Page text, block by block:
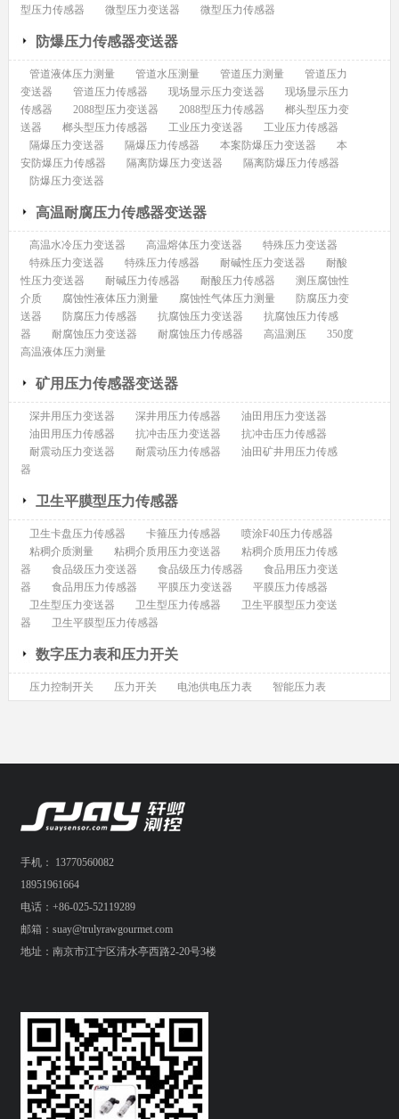
型压力传感器
微型压力变送器 微型压力传感器
防爆压力传感器变送器
管道液体压力测量 管道水压测量 管道压力测量
管道压力
变送器
管道压力传感器 现场显示压力变送器
现场显示压力
传感器
2088型压力变送器 2088型压力传感器
榔头型压力变
送器
榔头型压力传感器 工业压力变送器
工业压力传感器
隔爆压力变送器
隔爆压力传感器 本案防爆压力变送器
本
安防爆压力传感器
隔离防爆压力变送器
隔离防爆压力传感器
防爆压力变送器
高温耐腐压力传感器变送器
高温水冷压力变送器 高温熔体压力变送器
特殊压力变送器
特殊压力变送器
特殊压力传感器 耐碱性压力变送器
耐酸
性压力变送器
耐碱压力传感器 耐酸压力传感器
测压腐蚀性
介质
腐蚀性液体压力测量 腐蚀性气体压力测量
防腐压力变
送器
防腐压力传感器 抗腐蚀压力变送器
抗腐蚀压力传感
器
耐腐蚀压力变送器 耐腐蚀压力传感器 高温测压
350度
高温液体压力测量
矿用压力传感器变送器
深井用压力变送器 深井用压力传感器
油田用压力变送器
油田用压力传感器
抗冲击压力变送器
抗冲击压力传感器
耐震动压力变送器
耐震动压力传感器
油田矿井用压力传感
器
卫生平膜型压力传感器
卫生卡盘压力传感器 卡箍压力传感器
喷涂F40压力传感器
粘稠介质测量
粘稠介质用压力变送器
粘稠介质用压力传感
器
食品级压力变送器 食品级压力传感器
食品用压力变送
器
食品用压力传感器 平膜压力变送器
平膜压力传感器
卫生型压力变送器
卫生型压力传感器
卫生平膜型压力变送
器
卫生平膜型压力传感器
数字压力表和压力开关
压力控制开关 压力开关 电池供电压力表 智能压力表
手机： 13770560082
18951961664
电话：+86-025-52119289
邮箱：suay@trulyrawgourmet.com
地址：南京市江宁区清水亭西路2-20号3楼